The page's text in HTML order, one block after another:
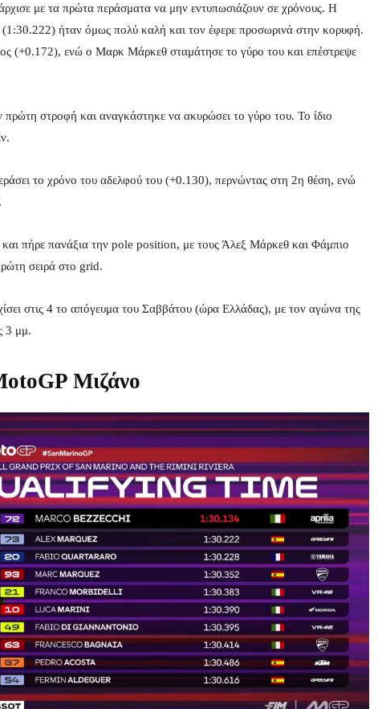
με τα πρώτα περάσματα να μην εντυπωσιάζουν σε χρόνους. Η
ήταν όμως πολύ καλή και τον έφερε προσωρινά στην κορυφή.
(+0.172), ενώ ο Μαρκ Μάρκεθ σταμάτησε το γύρο του και επέστρεψε
στροφή και αναγκάστηκε να ακυρώσει το γύρο του. Το ίδιο
το χρόνο του αδελφού του (+0.130), περνώντας στη 2η θέση, ενώ
πήρε πανάξια την pole position, με τους Άλεξ Μάρκεθ και Φάμπιο
σειρά στο grid.
στις 4 το απόγευμα του Σαββάτου (ώρα Ελλάδας), με τον αγώνα της
3 μμ.
Μιζάνο